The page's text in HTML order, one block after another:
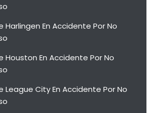
Harlingen En Accidente Por No
Houston En Accidente Por No
League City En Accidente Por No